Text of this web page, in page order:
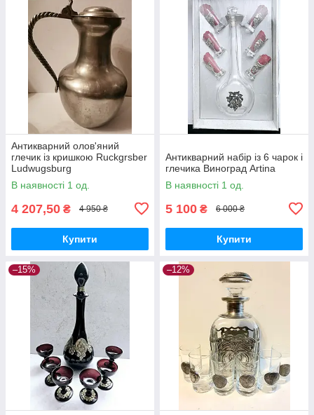
Антикварний олов'яний
глечик із кришкою Ruckgrsber
Ludwugsburg
В наявності 1 од.
4 207,50 ₴ 4 950 ₴
Купити
Антикварний набір із 6 чарок і
глечика Виноград Artina
В наявності 1 од.
5 100 ₴ 6 000 ₴
Купити
–15% –12%